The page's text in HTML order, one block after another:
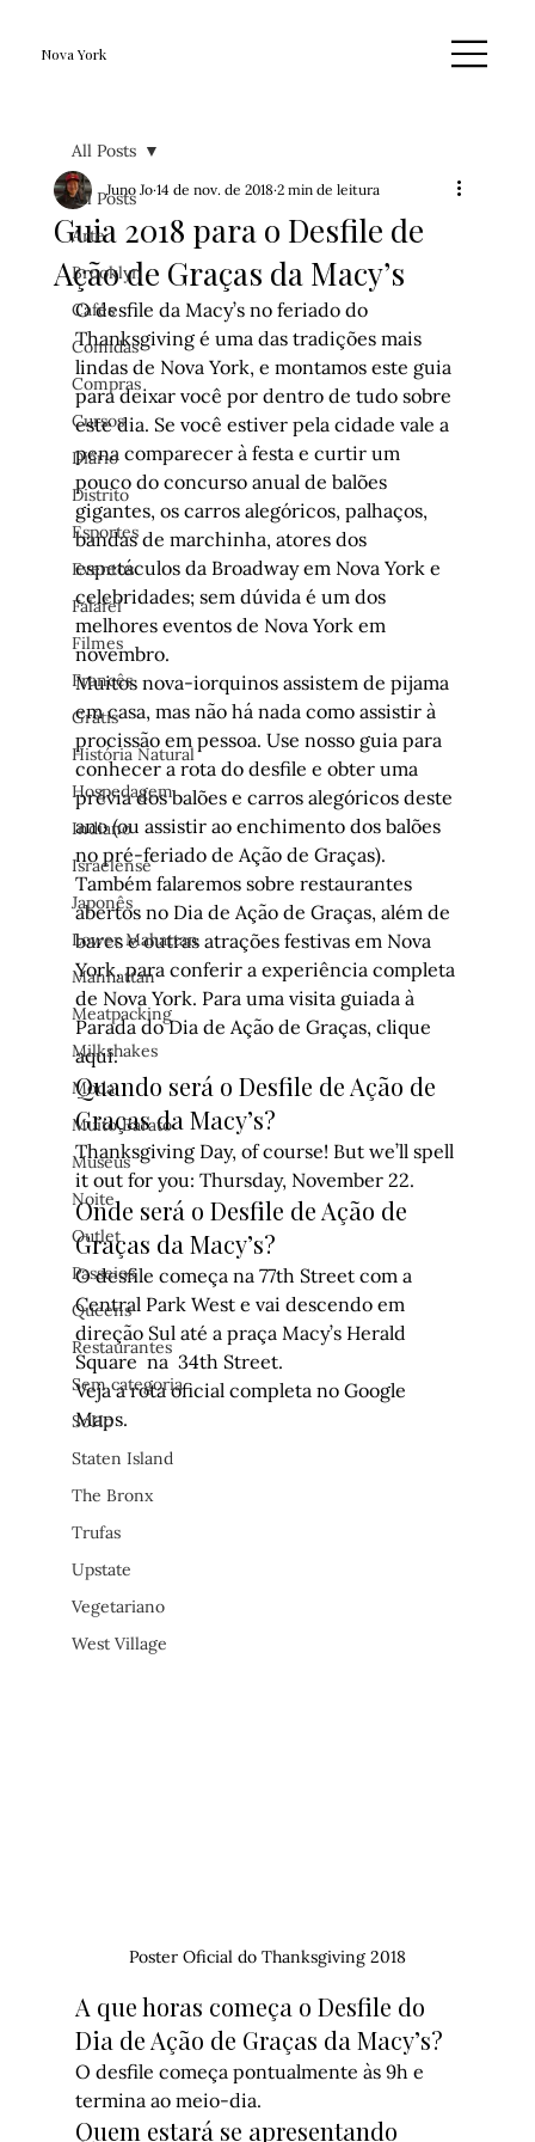
Nova York
All Posts
Arte
Brooklyn
Cafés
Comidas
Compras
Cursos
Diário
Distrito
Esportes
Eventos
Falafel
Filmes
Francês
Grátis
História Natural
Hospedagem
Indiano
Israelense
Japonês
Lower Mahattan
Manhattan
Meatpacking
Milkshakes
Moda
Muito Barato
Museus
Noite
Outlet
Passeios
Queens
Restaurantes
Sem categoria
SoHo
Staten Island
The Bronx
Trufas
Upstate
Vegetariano
West Village
All Posts
Guia 2018 para o Desfile de
Ação de Graças da Macy’s
Juno Jo 14 de nov. de 2018 2 min de leitura
O desfile da Macy’s no feriado do
Thanksgiving é uma das tradições mais
lindas de Nova York, e montamos este guia
para deixar você por dentro de tudo sobre
este dia. Se você estiver pela cidade vale a
pena comparecer à festa e curtir um
pouco do concurso anual de balões
gigantes, os carros alegóricos, palhaços,
bandas de marchinha, atores dos
espetáculos da Broadway em Nova York e
celebridades; sem dúvida é um dos
melhores eventos de Nova York em
novembro.
Muitos nova-iorquinos assistem de pijama
em casa, mas não há nada como assistir à
procissão em pessoa. Use nosso guia para
conhecer a rota do desfile e obter uma
prévia dos balões e carros alegóricos deste
ano (ou assistir ao enchimento dos balões
no pré-feriado de Ação de Graças).
Também falaremos sobre restaurantes
abertos no Dia de Ação de Graças, além de
bares e outras atrações festivas em Nova
York, para conferir a experiência completa
de Nova York. Para uma visita guiada à
Parada do Dia de Ação de Graças, clique
aqui.
Quando será o Desfile de Ação de
Graças da Macy’s?
Thanksgiving Day, of course! But we’ll spell
it out for you: Thursday, November 22.
Onde será o Desfile de Ação de
Graças da Macy’s?
O desfile começa na 77th Street com a
Central Park West e vai descendo em
direção Sul até a praça Macy’s Herald
Square  na  34th Street.
Veja a rota oficial completa no Google
Maps.
Poster Oficial do Thanksgiving 2018
A que horas começa o Desfile do
Dia de Ação de Graças da Macy’s?
O desfile começa pontualmente às 9h e
termina ao meio-dia.
Quem estará se apresentando